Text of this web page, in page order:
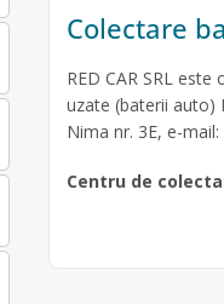
Colectare
RED CAR SRL
uzate (baterii auto)
Nima nr. 3E, e-mail:
Centru de